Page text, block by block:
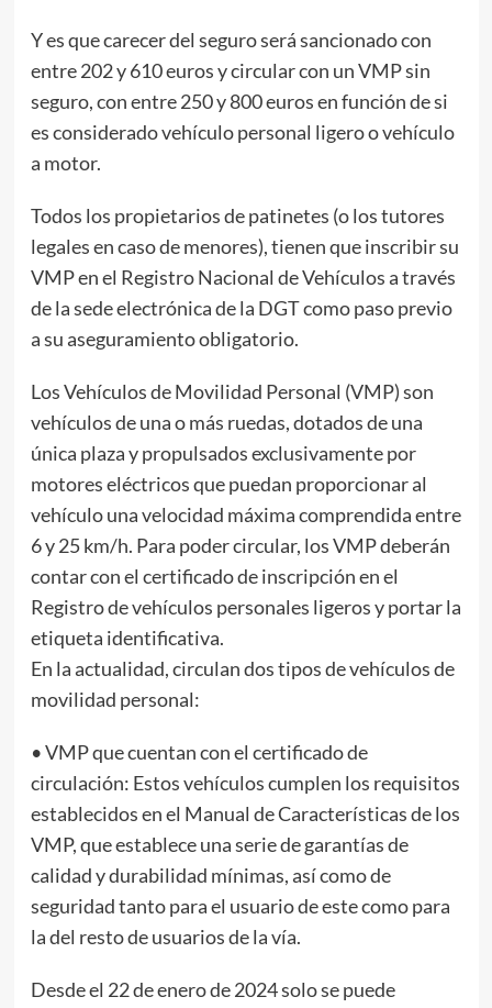
Y es que carecer del seguro será sancionado con
entre 202 y 610 euros y circular con un VMP sin
seguro, con entre 250 y 800 euros en función de si
es considerado vehículo personal ligero o vehículo
a motor.
Todos los propietarios de patinetes (o los tutores
legales en caso de menores), tienen que inscribir su
VMP en el Registro Nacional de Vehículos a través
de la sede electrónica de la DGT como paso previo
a su aseguramiento obligatorio.
Los Vehículos de Movilidad Personal (VMP) son
vehículos de una o más ruedas, dotados de una
única plaza y propulsados exclusivamente por
motores eléctricos que puedan proporcionar al
vehículo una velocidad máxima comprendida entre
6 y 25 km/h. Para poder circular, los VMP deberán
contar con el certificado de inscripción en el
Registro de vehículos personales ligeros y portar la
etiqueta identificativa.
En la actualidad, circulan dos tipos de vehículos de
movilidad personal:
• VMP que cuentan con el certificado de
circulación: Estos vehículos cumplen los requisitos
establecidos en el Manual de Características de los
VMP, que establece una serie de garantías de
calidad y durabilidad mínimas, así como de
seguridad tanto para el usuario de este como para
la del resto de usuarios de la vía.
Desde el 22 de enero de 2024 solo se puede